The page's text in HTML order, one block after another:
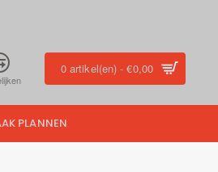
0 artikel(en) - €0,00
PLANNEN